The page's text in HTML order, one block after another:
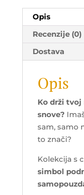
Opis
Recenzije (0)
Dostava
Opis
Ko drži
snove?
sam, samo
to znači?
Kolekcija s
simbol